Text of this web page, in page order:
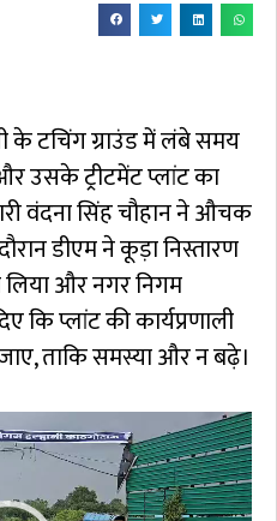
के टचिंग ग्राउंड में लंबे समय
उसके ट्रीटमेंट प्लांट का
वंदना सिंह चौहान ने औचक
डीएम ने कूड़ा निस्तारण
लिया और नगर निगम
कि प्लांट की कार्यप्रणाली
ताकि समस्या और न बढ़े।